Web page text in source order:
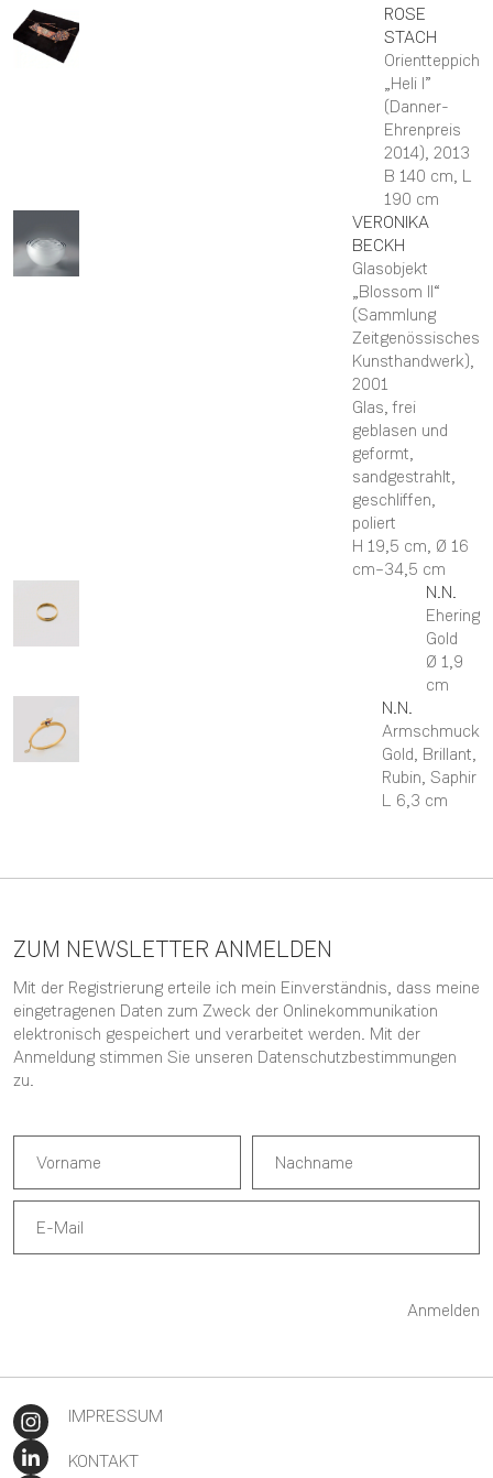
ROSE
STACH
Orientteppich
„Heli I”
(Danner-
Ehrenpreis
2014), 2013
B 140 cm, L
190 cm
VERONIKA
BECKH
Glasobjekt
„Blossom II“
(Sammlung
Zeitgenössisches
Kunsthandwerk),
2001
Glas, frei
geblasen und
geformt,
sandgestrahlt,
geschliffen,
poliert
H 19,5 cm, Ø 16
cm–34,5 cm
N.N.
Ehering
Gold
Ø 1,9
cm
N.N.
Armschmuck
Gold, Brillant,
Rubin, Saphir
L 6,3 cm
ZUM NEWSLETTER ANMELDEN
Mit der Registrierung erteile ich mein Einverständnis, dass meine
eingetragenen Daten zum Zweck der Onlinekommunikation
elektronisch gespeichert und verarbeitet werden. Mit der
Anmeldung stimmen Sie unseren Datenschutzbestimmungen
zu.
Anmelden
IMPRESSUM
KONTAKT